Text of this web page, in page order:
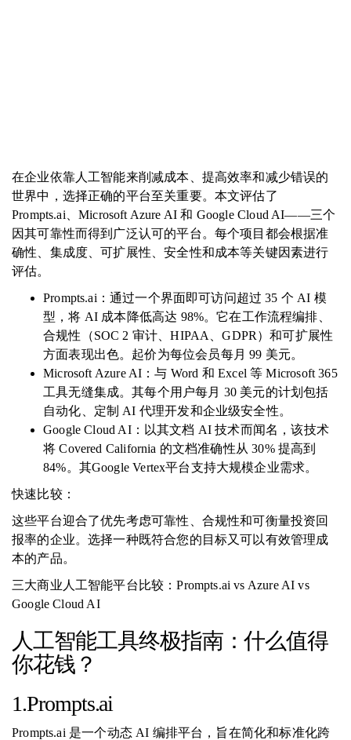
在企业依靠人工智能来削减成本、提高效率和减少错误的
世界中，选择正确的平台至关重要。本文评估了
Prompts.ai、Microsoft Azure AI 和 Google Cloud AI——三个
因其可靠性而得到广泛认可的平台。每个项目都会根据准
确性、集成度、可扩展性、安全性和成本等关键因素进行
评估。
Prompts.ai：通过一个界面即可访问超过 35 个 AI 模
型，将 AI 成本降低高达 98%。它在工作流程编排、
合规性（SOC 2 审计、HIPAA、GDPR）和可扩展性
方面表现出色。起价为每位会员每月 99 美元。
Microsoft Azure AI：与 Word 和 Excel 等 Microsoft 365
工具无缝集成。其每个用户每月 30 美元的计划包括
自动化、定制 AI 代理开发和企业级安全性。
Google Cloud AI：以其文档 AI 技术而闻名，该技术
将 Covered California 的文档准确性从 30% 提高到
84%。其Google Vertex平台支持大规模企业需求。
快速比较：
这些平台迎合了优先考虑可靠性、合规性和可衡量投资回
报率的企业。选择一种既符合您的目标又可以有效管理成
本的产品。
三大商业人工智能平台比较：Prompts.ai vs Azure AI vs
Google Cloud AI
人工智能工具终极指南：什么值得
你花钱？
1.Prompts.ai
Prompts.ai 是一个动态 AI 编排平台，旨在简化和标准化跨